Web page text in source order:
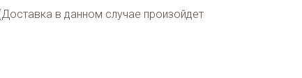
в данном случае произойдет